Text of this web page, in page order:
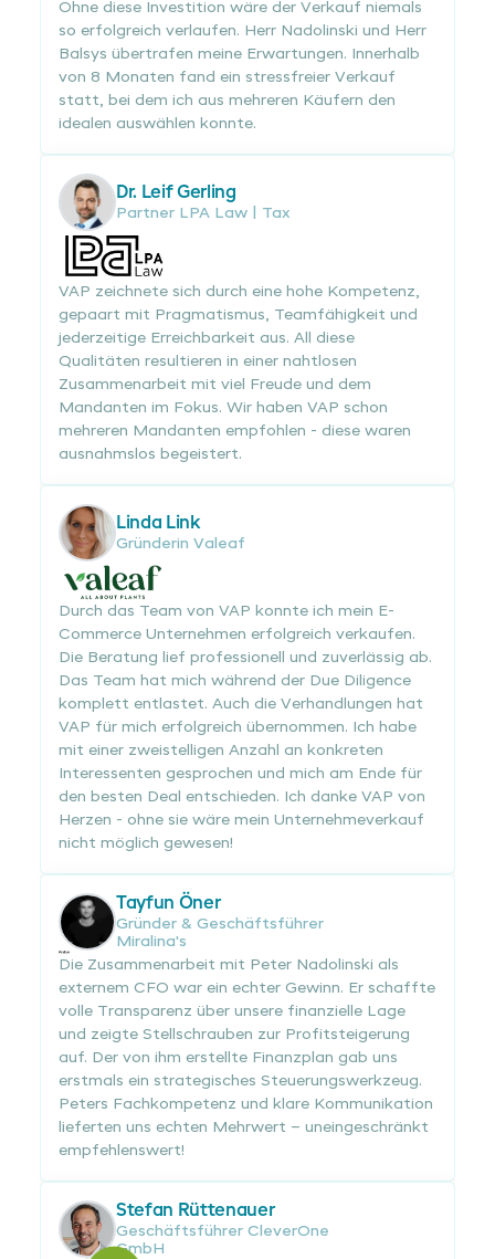
Ohne diese Investition wäre der Verkauf niemals
so erfolgreich verlaufen. Herr Nadolinski und Herr
Balsys übertrafen meine Erwartungen. Innerhalb
von 8 Monaten fand ein stressfreier Verkauf
statt, bei dem ich aus mehreren Käufern den
idealen auswählen konnte.
Dr. Leif Gerling
Partner LPA Law | Tax
VAP zeichnete sich durch eine hohe Kompetenz,
gepaart mit Pragmatismus, Teamfähigkeit und
jederzeitige Erreichbarkeit aus. All diese
Qualitäten resultieren in einer nahtlosen
Zusammenarbeit mit viel Freude und dem
Mandanten im Fokus. Wir haben VAP schon
mehreren Mandanten empfohlen - diese waren
ausnahmslos begeistert.
Linda Link
Gründerin Valeaf
Durch das Team von VAP konnte ich mein E-
Commerce Unternehmen erfolgreich verkaufen.
Die Beratung lief professionell und zuverlässig ab.
Das Team hat mich während der Due Diligence
komplett entlastet. Auch die Verhandlungen hat
VAP für mich erfolgreich übernommen. Ich habe
mit einer zweistelligen Anzahl an konkreten
Interessenten gesprochen und mich am Ende für
den besten Deal entschieden. Ich danke VAP von
Herzen - ohne sie wäre mein Unternehmeverkauf
nicht möglich gewesen!
Tayfun Öner
Gründer & Geschäftsführer
Miralina's
Die Zusammenarbeit mit Peter Nadolinski als
externem CFO war ein echter Gewinn. Er schaffte
volle Transparenz über unsere finanzielle Lage
und zeigte Stellschrauben zur Profitsteigerung
auf. Der von ihm erstellte Finanzplan gab uns
erstmals ein strategisches Steuerungswerkzeug.
Peters Fachkompetenz und klare Kommunikation
lieferten uns echten Mehrwert – uneingeschränkt
empfehlenswert!
Stefan Rüttenauer
Geschäftsführer CleverOne
GmbH